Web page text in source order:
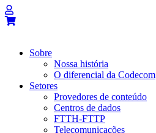
Sobre
Nossa história
O diferencial da Codecom
Setores
Provedores de conteúdo
Centros de dados
FTTH-FTTP
Telecomunicações